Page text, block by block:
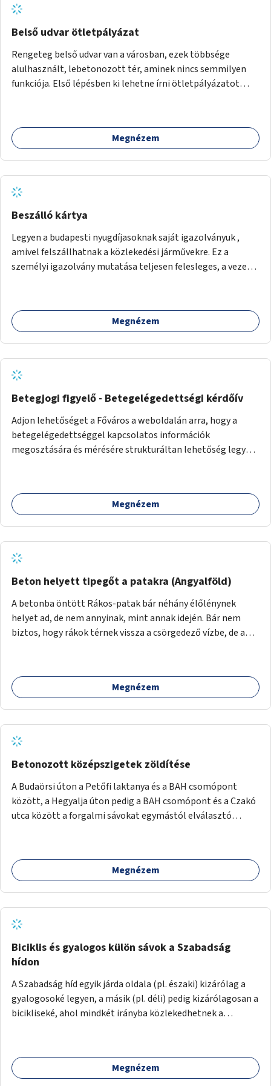
Belső udvar ötletpályázat
Rengeteg belső udvar van a városban, ezek többsége
alulhasznált, lebetonozott tér, aminek nincs semmilyen
funkciója. Első lépésben ki lehetne írni ötletpályázatot
egyrészt szakembereknek (építészek, tájépítészek),
másrészt civiliek számára (lakók mit kezdenének a saját
szempontból (a lakók valóban kihasználják-e, fennmarad-e
a funkció) - legjobb ötletek megvalósítása - a legjobb
ötletek terjesztése (Fontos a lakó-építész-művész
Megnézem
Beszálló kártya
Legyen a budapesti nyugdíjasoknak saját igazolványuk ,
amivel felszállhatnak a közlekedési járművekre. Ez a
személyi igazolvány mutatása teljesen felesleges, a vezető
Megnézem
Betegjogi figyelő - Betegelégedettségi kérdőív
Adjon lehetőséget a Főváros a weboldalán arra, hogy a
betegelégedettséggel kapcsolatos információk
megosztására és mérésére strukturáltan lehetőség legyen.
alapján.
Megnézem
Beton helyett tipegőt a patakra (Angyalföld)
A betonba öntött Rákos-patak bár néhány élőlénynek
helyet ad, de nem annyinak, mint annak idején. Bár nem
biztos, hogy rákok térnek vissza a csörgedező vízbe, de a
magának még ezen a városias szakaszon is, pláne, ha
tipegő vezetne át a patakon. Mivel tudjuk, hogy a meder
szakaszon képzeljük el a beruházást.
Megnézem
Betonozott középszigetek zöldítése
A Budaörsi úton a Petőfi laktanya és a BAH csomópont
között, a Hegyalja úton pedig a BAH csomópont és a Czakó
utca között a forgalmi sávokat egymástól elválasztó
légszennyezés- és sótűrő növényekkel.
Megnézem
Biciklis és gyalogos külön sávok a Szabadság
hídon
A Szabadság híd egyik járda oldala (pl. északi) kizárólag a
gyalogosoké legyen, a másik (pl. déli) pedig kizárólagosan a
bicikliseké, ahol mindkét irányba közlekedhetnek a
Megnézem